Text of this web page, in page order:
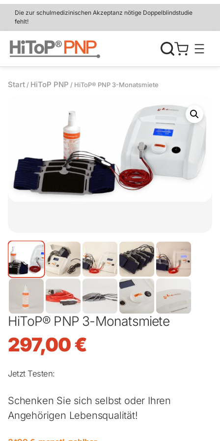
Zum
Inhalt
Die zur schulmedizinischen Akzeptanz nötige Doppelblindstudie
fehlt!
Start / HiToP PNP / HiToP® PNP 3-Monatsmiete
HiToP® PNP 3-Monatsmiete
297,00€
Jetzt Testen:
Schenken Sie sich selbst oder Ihren
Angehörigen Lebensqualität!